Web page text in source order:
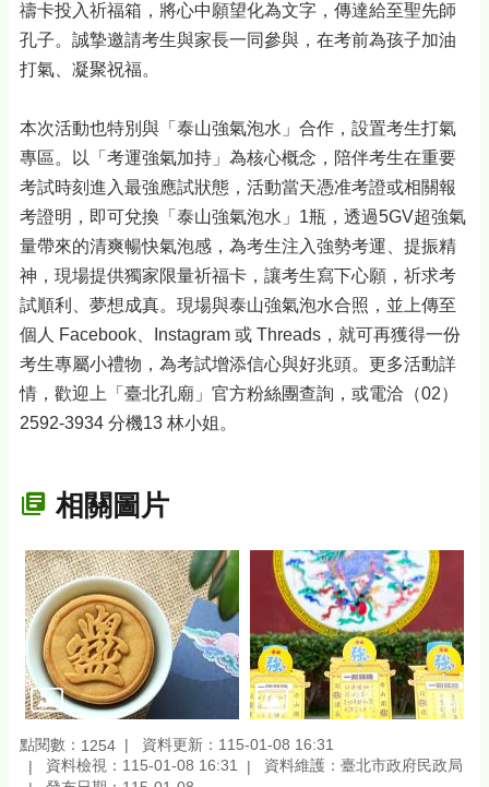
禱卡投入祈福箱，將心中願望化為文字，傳達給至聖先師
孔子。誠摯邀請考生與家長一同參與，在考前為孩子加油
打氣、凝聚祝福。
本次活動也特別與「泰山強氣泡水」合作，設置考生打氣
專區。以「考運強氣加持」為核心概念，陪伴考生在重要
考試時刻進入最強應試狀態，活動當天憑准考證或相關報
考證明，即可兌換「泰山強氣泡水」1瓶，透過5GV超強氣
量帶來的清爽暢快氣泡感，為考生注入強勢考運、提振精
神，現場提供獨家限量祈福卡，讓考生寫下心願，祈求考
試順利、夢想成真。現場與泰山強氣泡水合照，並上傳至
個人 Facebook、Instagram 或 Threads，就可再獲得一份
考生專屬小禮物，為考試增添信心與好兆頭。更多活動詳
情，歡迎上「臺北孔廟」官方粉絲團查詢，或電洽（02）
2592-3934 分機13 林小姐。
相關圖片
點閱數： 1254
資料更新：115-01-08 16:31
資料檢視：115-01-08 16:31
資料維護：臺北市政府民政局